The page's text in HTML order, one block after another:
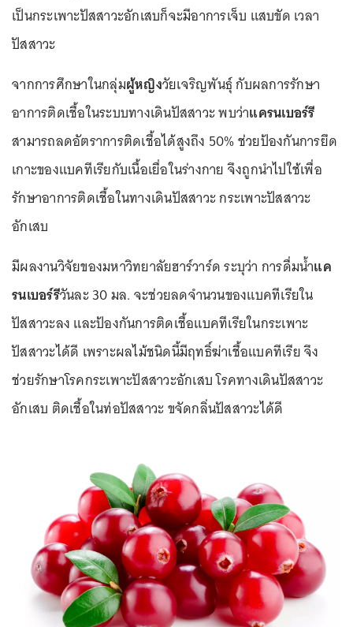
เป็นกระเพาะปัสสาวะอักเสบก็จะมีอาการเจ็บ แสบขัด เวลา
ปัสสาวะ
จากการศึกษาในกลุ่มผู้หญิงวัยเจริญพันธุ์ กับผลการรักษา
อาการติดเชื้อในระบบทางเดินปัสสาวะ พบว่าแครนเบอร์รี
สามารถลดอัตราการติดเชื้อได้สูงถึง 50% ช่วยป้องกันการยึด
เกาะของแบคทีเรียกับเนื้อเยื่อในร่างกาย จึงถูกนำไปใช้เพื่อ
รักษาอาการติดเชื้อในทางเดินปัสสาวะ กระเพาะปัสสาวะ
อักเสบ
มีผลงานวิจัยของมหาวิทยาลัยฮาร์วาร์ด ระบุว่า การดื่มน้ำแค
รนเบอร์รีวันละ 30 มล. จะช่วยลดจำนวนของแบคทีเรียใน
ปัสสาวะลง และป้องกันการติดเชื้อแบคทีเรียในกระเพาะ
ปัสสาวะได้ดี เพราะผลไม้ชนิดนี้มีฤทธิ์ฆ่าเชื้อแบคทีเรีย จึง
ช่วยรักษาโรคกระเพาะปัสสาวะอักเสบ โรคทางเดินปัสสาวะ
อักเสบ ติดเชื้อในท่อปัสสาวะ ขจัดกลิ่นปัสสาวะได้ดี